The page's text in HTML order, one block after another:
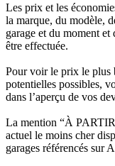
Les prix et les
la marque, du modèle,
garage et du moment
être effectuée.
Pour voir le prix le plus
potentielles possibles,
dans l’aperçu de vos
La mention “À
actuel le moins cher
garages référencés sur